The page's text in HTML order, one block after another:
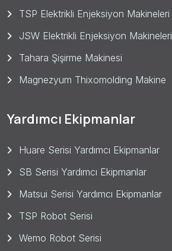
TSP Elektrikli Enjeksiyon Makineleri
JSW Elektrikli Enjeksiyon Makineleri
Tahara Şişirme Makinesi
Magnezyum Thixomolding Makine
Yardımcı Ekipmanlar
Huare Serisi Yardımcı Ekipmanlar
SB Serisi Yardımcı Ekipmanlar
Matsui Serisi Yardımcı Ekipmanlar
TSP Robot Serisi
Wemo Robot Serisi